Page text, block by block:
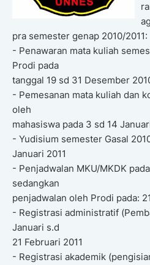
pra semester genap 2010/2011:
- Penawaran mata kuliah
Prodi pada
tanggal 19 sd 31 Desember
- Pemesanan mata kuliah dan
oleh
mahasiswa pada 3 sd 14
- Yudisium semester Gasal
Januari 2011
- Penjadwalan MKU/MKDK
sedangkan
penjadwalan oleh Prodi pada:
- Registrasi administratif
Januari s.d
21 Februari 2011
- Registrasi akademik